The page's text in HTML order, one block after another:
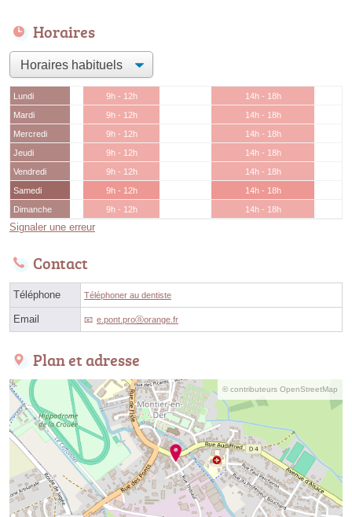
Horaires
Lundi 9h - 12h
14h - 18h
Mardi
9h - 12h
14h - 18h
Mercredi
9h - 12h
14h - 18h
Jeudi
9h - 12h
14h - 18h
Vendredi
9h - 12h
14h - 18h
Samedi
9h - 12h
14h - 18h
Dimanche
9h - 12h 14h - 18h
Signaler une erreur
Contact
Téléphone Téléphoner au dentiste
Email e.pont.proⓐorange.fr
Plan et adresse
© contributeurs OpenStreetMap